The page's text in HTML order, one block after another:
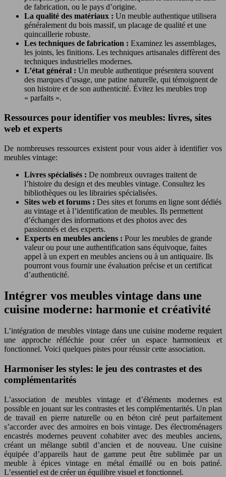
de fabrication, ou le pays d’origine.
La qualité des matériaux : Un meuble authentique utilisera
généralement du bois massif, un placage de qualité et une
quincaillerie robuste.
Les techniques de fabrication : Examinez les assemblages,
les joints, les finitions. Les techniques artisanales diffèrent des
techniques industrielles modernes.
L’état général : Un meuble authentique présentera souvent
des marques d’usage, une patine naturelle, qui témoignent de
son histoire et de son authenticité. Évitez les meubles trop
« parfaits ».
Ressources pour identifier vos meubles: livres, sites
web et experts
De nombreuses ressources existent pour vous aider à identifier vos
meubles vintage:
Livres spécialisés : De nombreux ouvrages traitent de
l’histoire du design et des meubles vintage. Consultez les
bibliothèques ou les librairies spécialisées.
Sites web et forums : Des sites et forums en ligne sont dédiés
au vintage et à l’identification de meubles. Ils permettent
d’échanger des informations et des photos avec des
passionnés et des experts.
Experts en meubles anciens : Pour les meubles de grande
valeur ou pour une authentification sans équivoque, faites
appel à un expert en meubles anciens ou à un antiquaire. Ils
pourront vous fournir une évaluation précise et un certificat
d’authenticité.
Intégrer vos meubles vintage dans une
cuisine moderne: harmonie et créativité
L’intégration de meubles vintage dans une cuisine moderne requiert
une approche réfléchie pour créer un espace harmonieux et
fonctionnel. Voici quelques pistes pour réussir cette association.
Harmoniser les styles: le jeu des contrastes et des
complémentarités
L’association de meubles vintage et d’éléments modernes est
possible en jouant sur les contrastes et les complémentarités. Un plan
de travail en pierre naturelle ou en béton ciré peut parfaitement
s’accorder avec des armoires en bois vintage. Des électroménagers
encastrés modernes peuvent cohabiter avec des meubles anciens,
créant un mélange subtil d’ancien et de nouveau. Une cuisine
équipée d’appareils haut de gamme peut être sublimée par un
meuble à épices vintage en métal émaillé ou en bois patiné.
L’essentiel est de créer un équilibre visuel et fonctionnel.